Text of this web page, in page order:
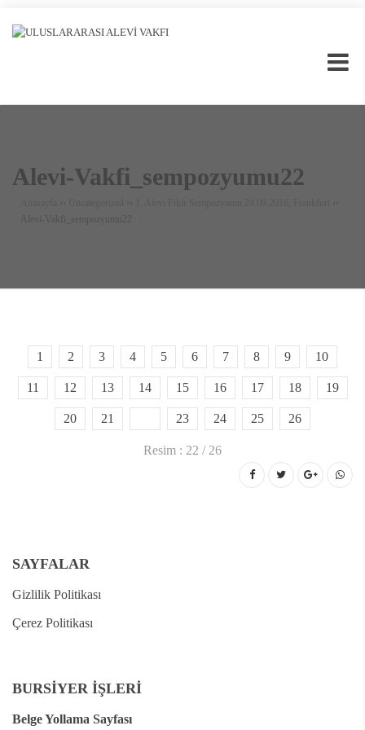
Alevi-Vakfi_sempozyumu22
›› ››
››
Alevi-Vakfi_sempozyumu22
1 2 3 4 5 6 7 8 9 10
11 12 13 14 15 16 17 18 19
20 21 23 24 25 26
Resim : 22 / 26
SAYFALAR
Gizlilik Politikası
Çerez Politikası
BURSİYER İŞLERİ
Belge Yollama Sayfası